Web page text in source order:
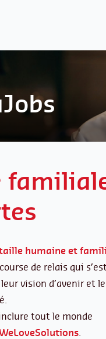
humaine et
de relais qui
vision d’avenir et
tout le monde
.